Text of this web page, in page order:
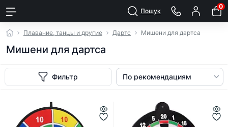
Пошук
0
Плавание, танцы и другие Дартс Мишени для дартса
Мишени для дартса
Фильтр